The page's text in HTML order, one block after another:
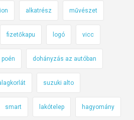
alkatrész művészet
fizetőkapu logó vicc
poén dohányzás az autóban
suzuki alto
smart lakótelep hagyomány